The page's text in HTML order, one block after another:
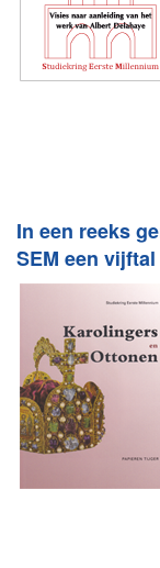
In een reeks
SEM een